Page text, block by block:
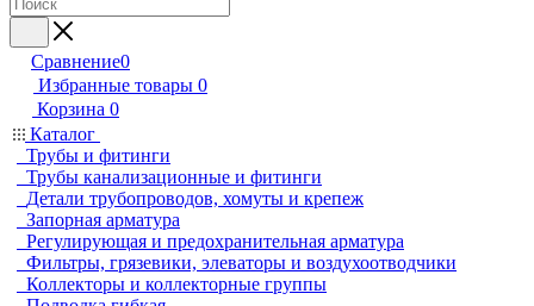
Сравнение0
Избранные товары 0
Корзина 0
Каталог
Трубы и фитинги
Трубы канализационные и фитинги
Детали трубопроводов, хомуты и крепеж
Запорная арматура
Регулирующая и предохранительная арматура
Фильтры, грязевики, элеваторы и воздухоотводчики
Коллекторы и коллекторные группы